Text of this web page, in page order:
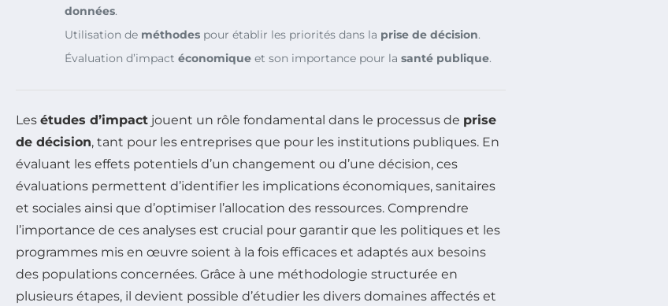
données.
Utilisation de méthodes pour établir les priorités dans la prise de décision.
Évaluation d’impact économique et son importance pour la santé publique.
Les études d’impact jouent un rôle fondamental dans le processus de prise
de décision, tant pour les entreprises que pour les institutions publiques. En
évaluant les effets potentiels d’un changement ou d’une décision, ces
évaluations permettent d’identifier les implications économiques, sanitaires
et sociales ainsi que d’optimiser l’allocation des ressources. Comprendre
l’importance de ces analyses est crucial pour garantir que les politiques et les
programmes mis en œuvre soient à la fois efficaces et adaptés aux besoins
des populations concernées. Grâce à une méthodologie structurée en
plusieurs étapes, il devient possible d’étudier les divers domaines affectés et